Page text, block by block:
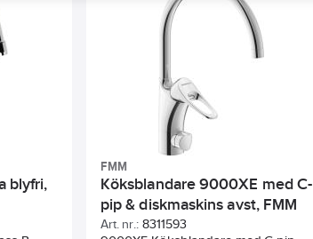
blyfri,
FMM
Köksblandare 9000XE med C-
pip & diskmaskins avst, FMM
Art. nr.: 8311593